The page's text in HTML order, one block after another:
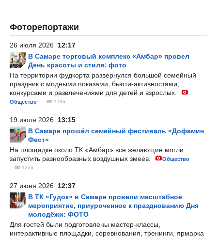
Фоторепортажи
26 июля 2026 12:17
В Самаре торговый комплекс «Амбар» провел
День красоты и стиля: фото
На территории фудкорта развернулся большой семейный
праздник с модными показами, бьюти-активностями,
конкурсами и развлечениями для детей и взрослых.
Общество 1736
19 июля 2026 13:15
В Самаре прошёл семейный фестиваль «Дофамин
Фест»
На площадке около ТК «Амбар» все желающие могли
запустить разнообразных воздушных змеев.
Общество
1256
27 июня 2026 12:37
В ТК «Гудок» в Самаре провели масштабное
мероприятие, приуроченное к празднованию Дня
молодёжи: ФОТО
Для гостей были подготовлены мастер-классы,
интерактивные площадки, соревнования, тренинги, ярмарка